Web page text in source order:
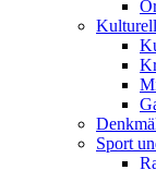
Sport